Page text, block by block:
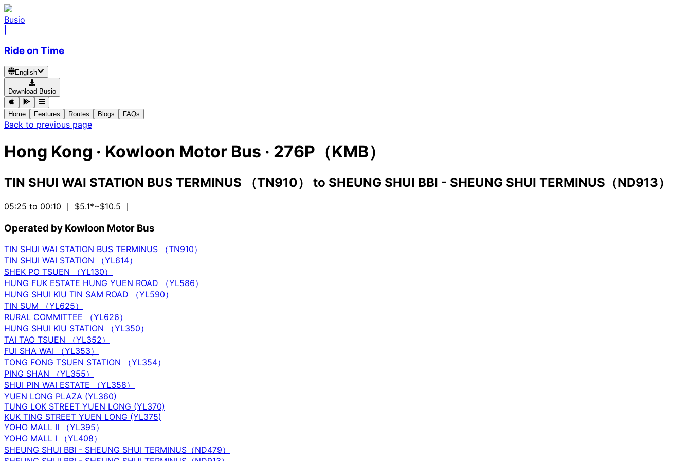
Busio
Ride on Time
English
Download Busio
Home Features Routes Blogs FAQs
Back to previous page
Hong Kong · Kowloon Motor Bus · 276P（KMB）
TIN SHUI WAI STATION BUS TERMINUS （TN910） to SHEUNG SHUI BBI - SHEUNG SHUI TERMINUS（ND913）
05:25 to 00:10 ｜ $5.1*~$10.5 ｜
Operated by Kowloon Motor Bus
TIN SHUI WAI STATION BUS TERMINUS （TN910）
TIN SHUI WAI STATION （YL614）
SHEK PO TSUEN （YL130）
HUNG FUK ESTATE HUNG YUEN ROAD （YL586）
HUNG SHUI KIU TIN SAM ROAD （YL590）
TIN SUM （YL625）
RURAL COMMITTEE （YL626）
HUNG SHUI KIU STATION （YL350）
TAI TAO TSUEN （YL352）
FUI SHA WAI （YL353）
TONG FONG TSUEN STATION （YL354）
PING SHAN （YL355）
SHUI PIN WAI ESTATE （YL358）
YUEN LONG PLAZA (YL360)
TUNG LOK STREET YUEN LONG (YL370)
KUK TING STREET YUEN LONG (YL375)
YOHO MALL II （YL395）
YOHO MALL I （YL408）
SHEUNG SHUI BBI - SHEUNG SHUI TERMINUS（ND479）